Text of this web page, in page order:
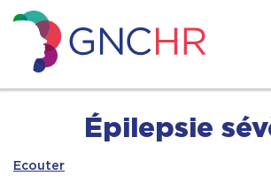
to
content
GNCHR
Actualités
Épilepsie
Ecouter